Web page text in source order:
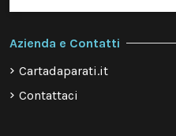
Azienda e Contatti
Cartadaparati.it
Contattaci